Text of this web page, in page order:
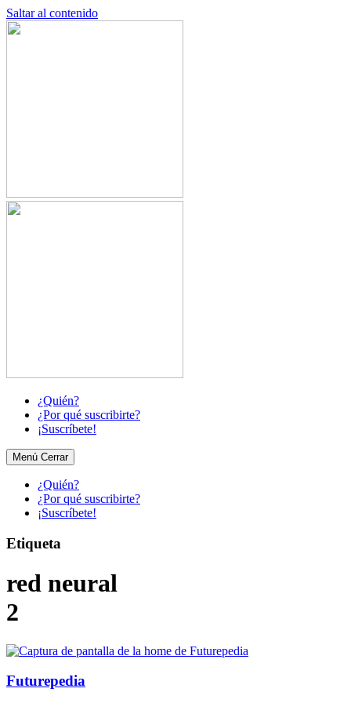
Saltar al contenido
¿Quién?
¿Por qué suscribirte?
¡Suscríbete!
Menú Cerrar
¿Quién?
¿Por qué suscribirte?
¡Suscríbete!
Etiqueta
red neural
2
Futurepedia